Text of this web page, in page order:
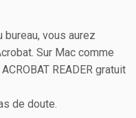
bureau, vous aurez
Sur Mac comme
READER gratuit
de doute.